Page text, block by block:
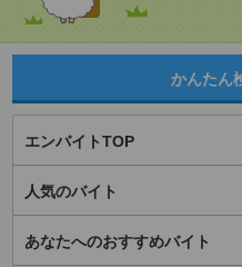
かんたん
エンバイトTOP
人気のバイト
あなたへのおすすめバイト